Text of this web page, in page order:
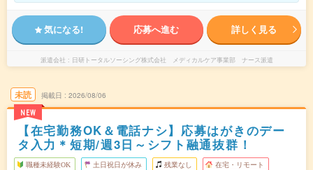
気になる! 応募へ進む 詳しく見る
派遣会社 日研トータルソーシング株式会社 メディカルケア事業部 ナース派遣
未読
NEW
掲載日 2026/08/06
【在宅勤務OK＆電話ナシ】応募はがきのデー
タ入力＊短期/週3日～シフト融通抜群！
職種未経験OK 土日祝日が休み 残業なし 在宅・リモート